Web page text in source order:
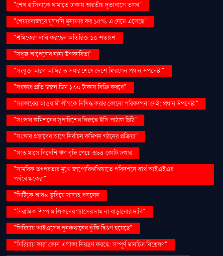
"শেখ হাসিনাকে থামাতে ঢাকায় ভারতীয় দূতাবাসে তলব"
"শেয়ারবাজারে মূলধনি মুনাফার কর ১৫% এ নেমে এসেছে"
"শ্রমিকেরা দাবি করছেন অতিরিক্ত ১০ শতাংশ
"সবুজ আপেলের নানা উপকারিতা"
"সংযুক্ত আরব আমিরাত সফর শেষে দেশে ফিরলেন প্রধান উপদেষ্টা"
"সরকার প্রতি ডজন ডিম ১৩০ টাকায় বিক্রি করবে"
"সরকারের আওয়ামী লীগকে নিষিদ্ধ করার কোনো পরিকল্পনা নেই: প্রধান উপদেষ্টা"
"সংস্কার কমিশনের সুপারিশের বিরুদ্ধে ইসি পাঠাল চিঠি"
"সংস্কার প্রস্তাবের আগে নির্বাচন কমিশন গঠনের প্রক্রিয়া"
"সাত মাসে বিদেশি ঋণ বৃদ্ধি পেয়ে ৩৯৪ কোটি ডলার
"সামরিক তৎপরতার মুখে জাপোরিঝঝিয়াতে পরিদর্শনে ব্যর্থ আইএইএর
পর্যবেক্ষকেরা"
"সিটিকে আরও ডুবিয়ে সালাহ বললেন
"সিরামিক শিল্প মালিকদের গ্যাসের দাম না বাড়ানোর দাবি"
"সিরিয়ায় আইএসের পুনরুত্থানের ঝুঁকি দ্বিগুণ হয়েছে"
"সিরিয়ায় কারা কোন এলাকা নিয়ন্ত্রণ করছে: সম্পূর্ণ মানচিত্র বিশ্লেষণ"